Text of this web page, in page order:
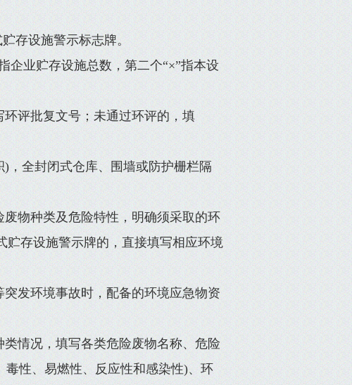
存设施警示标志牌。
企业贮存设施总数，第二个“×”指本设
评批复文号；未通过环评的，填
，全封闭式仓库、围墙或防护栅栏隔
物种类及危险特性，明确须采取的环
贮存设施警示牌的，直接填写相应环境
发环境事故时，配备的环境应急物资
情况，填写各类危险废物名称、危险
性、易燃性、反应性和感染性)、环